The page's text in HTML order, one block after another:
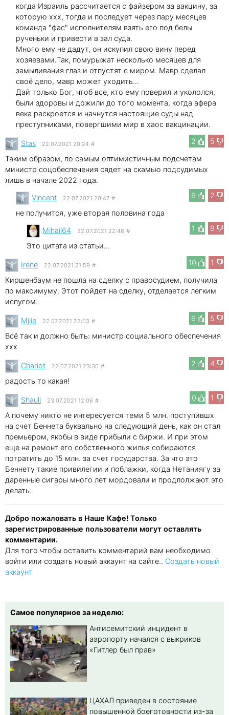
когда Израиль рассчитается с файзером за вакцину, за
которую xxx, тогда и последует через пару месяцев
команда "фас" исполнителям взять его под белы
рученьки и привести в зал суда.
Много ему не дадут, он искупил свою вину перед
хозяевами.Так, помурыжат несколько месяцев для
замыливания глаз и отпустят с миром. Мавр сделал
своё дело, мавр может уходить...
Дай только Бог, чтоб все, кто ему поверил и укололся,
были здоровы и дожили до того момента, когда афера
века раскроется и начнутся настоящие суды над
преступниками, повергшими мир в хаос вакцинации.
2
5
Stas 22.07.2021 20:24 #
Таким образом, по самым оптимистичным подсчетам
министр соцобеспечения сядет на скамью подсудимых
лишь в начале 2022 года.
6
2
Vincent 22.07.2021 20:47 #
не получится, уже вторая половина года
1
8
Mihail64 22.07.2021 22:48 #
Это цитата из статьи...
10
1
Irene 22.07.2021 21:59 #
Киршенбаум не пошла на сделку с правосудием, получила
по максимуму. Этот пойдет на сделку, отделается легким
испугом.
6
5
Mjiie 22.07.2021 22:03 #
Всё так и должно быть: министр социального обеспечения
xxx
2
4
Chariot 22.07.2021 23:30 #
радость то какая!
0
1
Shauli 23.07.2021 12:06 #
А почему никто не интересуется теми 5 млн. поступившх
на счет Беннета буквально на следующий день, как он стал
премьером, якобы в виде прибыли с биржи. И при этом
еще на ремонт его собственного жилья собираются
потратить до 15 млн. за счет государства. За что это
Беннету такие привилегии и поблажки, когда Нетаниягу за
даренные сигары много лет мордовали и продлолжают это
делать.
Добро пожаловать в Наше Кафе! Только
зарегистрированные пользователи могут оставлять
комментарии.
Для того чтобы оставить комментарий вам необходимо
войти или создать новый аккаунт на сайте.. Создать новый
аккаунт
Самое популярное за неделю:
Антисемитский инцидент в
аэропорту начался с выкриков
«Гитлер был прав»
ЦАХАЛ приведен в состояние
повышенной боеготовности из-за